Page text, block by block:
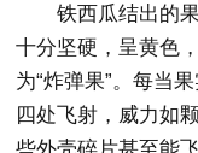
铁西瓜结出的
十分坚硬，呈黄色
为“炸弹果”。每当
四处飞射，威力如